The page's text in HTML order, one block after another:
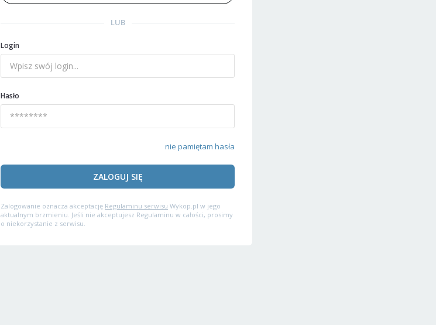
LUB
Login
Hasło
nie pamiętam hasła
ZALOGUJ SIĘ
Zalogowanie oznacza akceptację Regulaminu serwisu Wykop.pl w jego
aktualnym brzmieniu. Jeśli nie akceptujesz Regulaminu w całości, prosimy
o niekorzystanie z serwisu.